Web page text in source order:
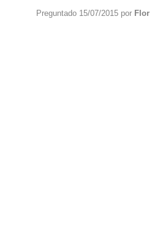
Preguntado 15/07/2015 por Flor